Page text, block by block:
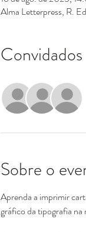
Alma Letterpress, R.
Convidados
Sobre o
Aprenda a imprimir
gráfico da tipografia